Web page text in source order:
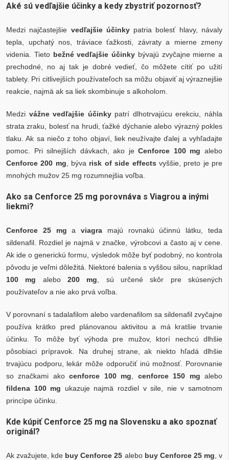
Aké sú vedľajšie účinky a kedy zbystriť pozornosť?
Medzi najčastejšie vedľajšie účinkypatria bolesť hlavy, návaly
tepla, upchatý nos, tráviace ťažkosti, závraty a mierne zmeny
videnia. Tieto bežné vedľajšie účinky bývajú zvyčajne mierne a
prechodné, no aj tak je dobré vedieť, čo môžete cítiť po užití
tablety. Pri citlivejších používateľoch sa môžu objaviť aj výraznejšie
reakcie, najmä ak sa liek skombinuje s alkoholom.
Medzi vážne vedľajšie účinkypatrí dlhotrvajúcu erekciu, náhla
strata zraku, bolesť na hrudi, ťažké dýchanie alebo výrazný pokles
tlaku. Ak sa niečo z toho objaví, liek neužívajte ďalej a vyhľadajte
pomoc. Pri silnejších dávkach, ako jeCenforce 100 mg alebo
Cenforce 200 mg , býva risk of side effects vyššie, preto je pre
mnohých mužov 25 mg rozumnejšia voľba.
Ako sa Cenforce 25 mg porovnáva s Viagrou a inými
liekmi?
Cenforce 25 mg aviagra majú rovnakú účinnú látku, teda
sildenafil. Rozdiel je najmä v značke, výrobcovi a často aj v cene.
Ak ide o generickú formu, výsledok môže byť podobný, no kontrola
pôvodu je veľmi dôležitá. Niektoré balenia s vyššou silou, napríklad
100 mg alebo200 mg , sú určené skôr pre skúsených
používateľov a nie ako prvá voľba.
V porovnaní s tadalafilom alebo vardenafilom sa sildenafil zvyčajne
používa krátko pred plánovanou aktivitou a má kratšie trvanie
účinku. To môže byť výhoda pre mužov, ktorí nechcú dlhšie
pôsobiaci prípravok. Na druhej strane, ak niekto hľadá dlhšie
trvajúcu podporu, lekár môže odporučiť inú možnosť. Porovnanie
so značkami akocenforce 100 mg cenforce 150 mg alebo
fildena 100 mg ukazuje najmä rozdiel v sile, nie v samotnom
princípe účinku.
Kde kúpiť Cenforce 25 mg na Slovensku a ako spoznať
originál?
Ak zvažujete, kde buy Cenforce 25 alebo buy Cenforce 25 mg , v